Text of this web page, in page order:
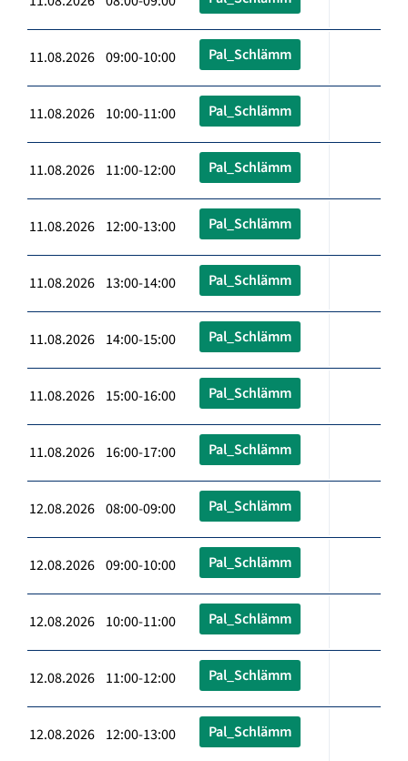
11.08.2026 09:00-10:00 Pal_Schlämm
11.08.2026 10:00-11:00 Pal_Schlämm
11.08.2026 11:00-12:00 Pal_Schlämm
11.08.2026 12:00-13:00 Pal_Schlämm
11.08.2026 13:00-14:00 Pal_Schlämm
11.08.2026 14:00-15:00 Pal_Schlämm
11.08.2026 15:00-16:00 Pal_Schlämm
11.08.2026 16:00-17:00 Pal_Schlämm
12.08.2026 08:00-09:00 Pal_Schlämm
12.08.2026 09:00-10:00 Pal_Schlämm
12.08.2026 10:00-11:00 Pal_Schlämm
12.08.2026 11:00-12:00 Pal_Schlämm
12.08.2026 12:00-13:00 Pal_Schlämm